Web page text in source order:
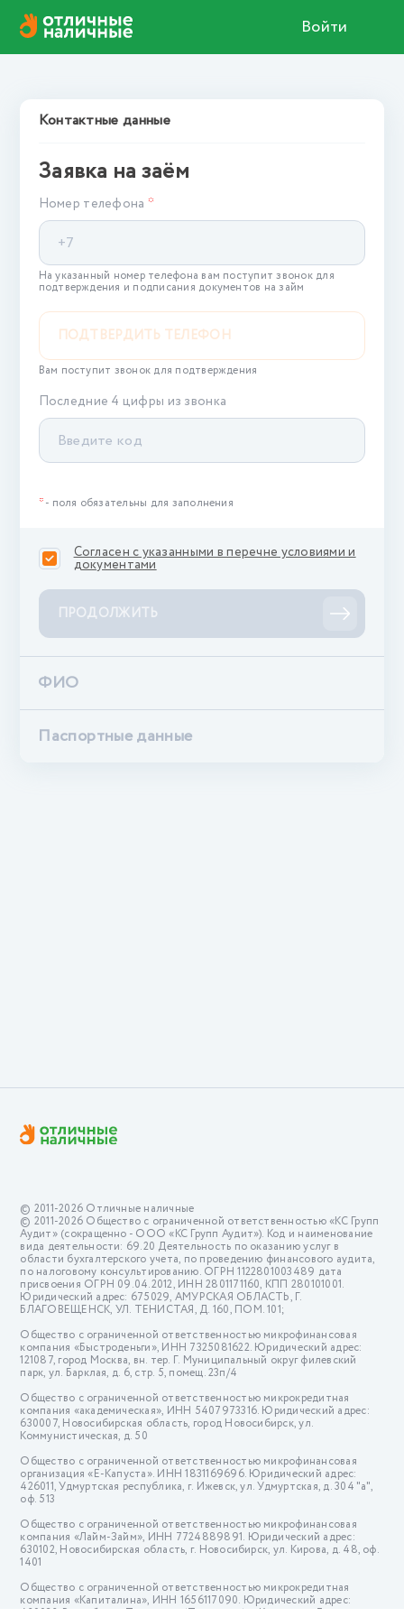
Войти
Контактные данные
Заявка на заём
Номер телефона *
На указанный номер телефона вам поступит звонок для
подтверждения и подписания документов на займ
ПОДТВЕРДИТЬ ТЕЛЕФОН
Вам поступит звонок для подтверждения
Последние 4 цифры из звонка
*- поля обязательны для заполнения
Согласен с указанными в перечне условиями и
документами
ПРОДОЛЖИТЬ
ФИО
Паспортные данные
© 2011-2026 Отличные наличные
© 2011-2026 Общество с ограниченной ответственностью «КС Групп
Аудит» (сокращенно - ООО «КС Групп Аудит»). Код и наименование
вида деятельности: 69.20 Деятельность по оказанию услуг в
области бухгалтерского учета, по проведению финансового аудита,
по налоговому консультированию. ОГРН 1122801003489 дата
присвоения ОГРН 09.04.2012, ИНН 2801171160, КПП 280101001.
Юридический адрес: 675029, АМУРСКАЯ ОБЛАСТЬ, Г.
БЛАГОВЕЩЕНСК, УЛ. ТЕНИСТАЯ, Д. 160, ПОМ. 101;
Общество с ограниченной ответственностью микрофинансовая
компания «Быстроденьги», ИНН 7325081622. Юридический адрес:
121087, город Москва, вн. тер. Г. Муниципальный округ филевский
парк, ул. Барклая, д. 6, стр. 5, помещ. 23п/4
Общество с ограниченной ответственностью микрокредитная
компания «академическая», ИНН 5407973316. Юридический адрес:
630007, Новосибирская область, город Новосибирск, ул.
Коммунистическая, д. 50
Общество с ограниченной ответственностью микрофинансовая
организация «Е-Капуста». ИНН 1831169696. Юридический адрес:
426011, Удмуртская республика, г. Ижевск, ул. Удмуртская, д. 304 "а",
оф. 513
Общество с ограниченной ответственностью микрофинансовая
компания «Лайм-Займ», ИНН 7724889891. Юридический адрес:
630102, Новосибирская область, г. Новосибирск, ул. Кирова, д. 48, оф.
1401
Общество с ограниченной ответственностью микрокредитная
компания «Капиталина», ИНН 1656117090. Юридический адрес:
420032, Республика Татарстан (Татарстан), г. Казань, ул. Лукницкого,